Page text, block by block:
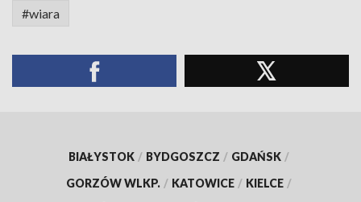
#wiara
BIAŁYSTOK / BYDGOSZCZ / GDAŃSK /
GORZÓW WLKP. / KATOWICE / KIELCE /